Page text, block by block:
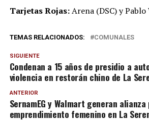
Tarjetas Rojas:Arena (DSC) y Pablo
TEMAS RELACIONADOS: COMUNALES
SIGUIENTE
Condenan a 15 años de presidio a
violencia en restorán chino de La
ANTERIOR
SernamEG y Walmart generan alianza
emprendimiento femenino en La